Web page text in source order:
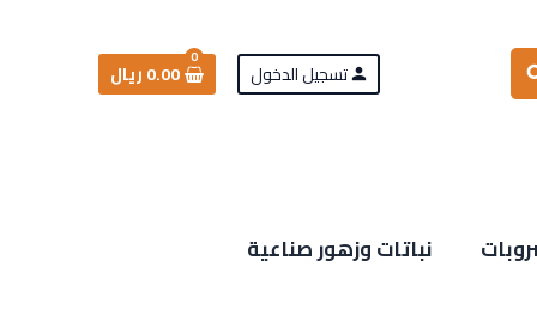
person تسجيل الدخول
0
0.00 ريال
نباتات وزهور صناعية